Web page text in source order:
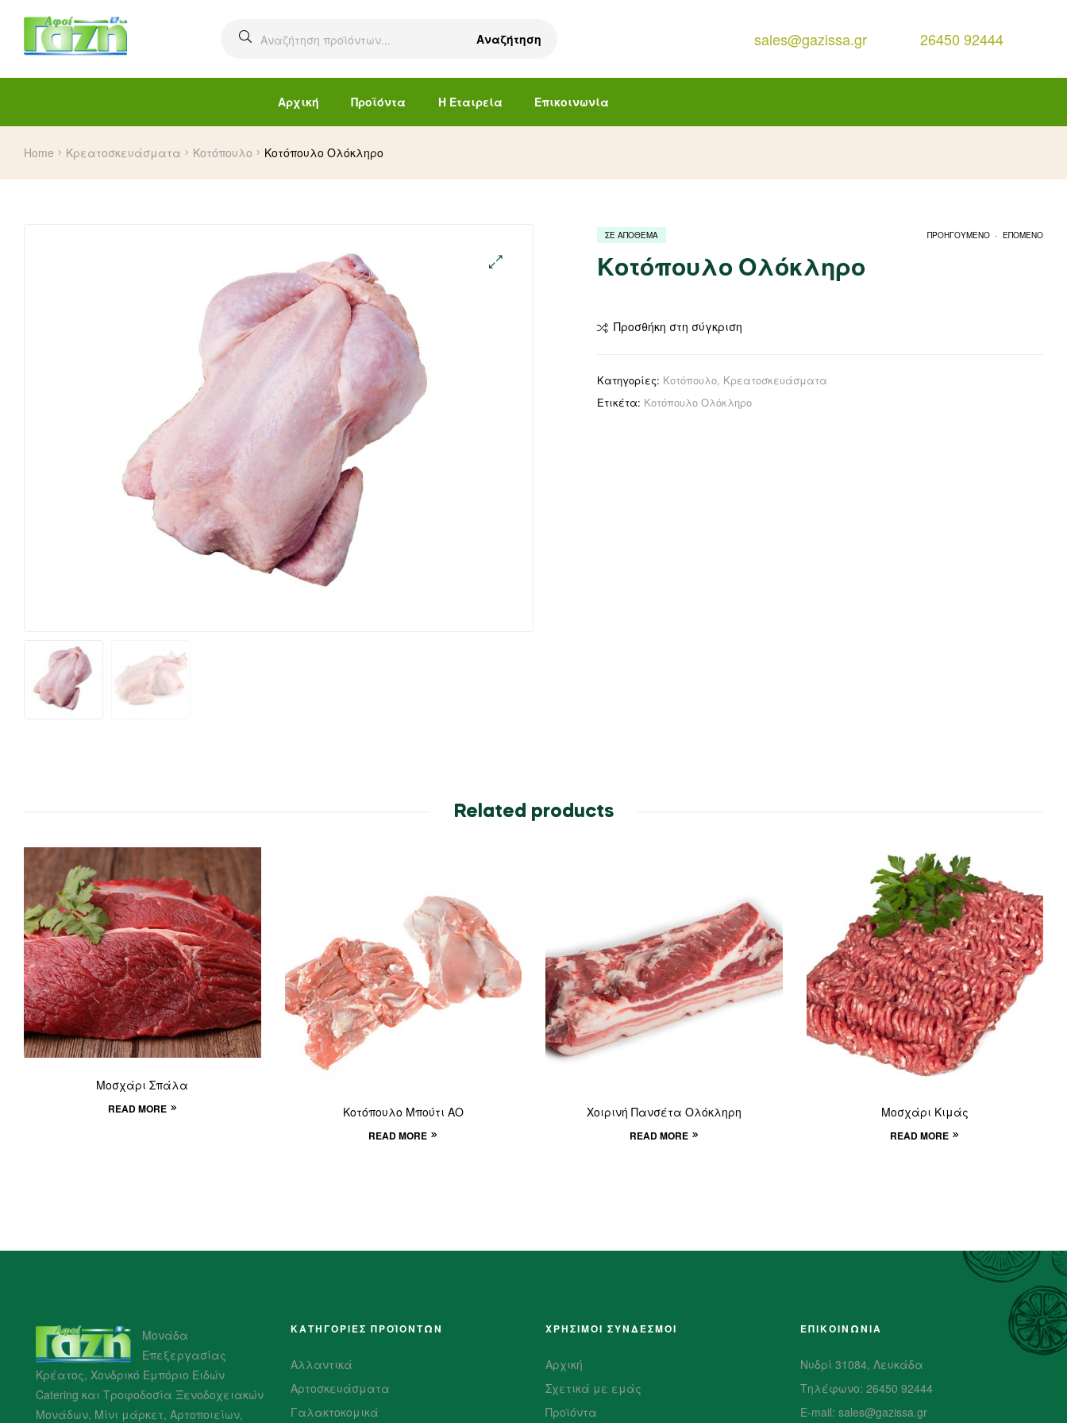
Αναζήτηση sales@gazissa.gr 26450 92444
Αρχική Προϊόντα Η Εταιρεία Επικοινωνία
Home Κρεατοσκευάσματα Κοτόπουλο Κοτόπουλο Ολόκληρο
ΠΡΟΗΓΟΥΜΕΝΟ . ΕΠΟΜΕΝΟ
ΣΕ ΑΠΟΘΕΜΑ
Κοτόπουλο Ολόκληρο
Προσθήκη στη σύγκριση
Κατηγορίες: Κοτόπουλο, Κρεατοσκευάσματα
Ετικέτα: Κοτόπουλο Ολόκληρο
Related products
Μοσχάρι Σπάλα
READ MORE Κοτόπουλο Μπούτι ΑΟ
READ MORE
Χοιρινή Πανσέτα Ολόκληρη
READ MORE
Μοσχάρι Κιμάς
READ MORE
Μονάδα
Επεξεργασίας
Κρέατος, Χονδρικό Εμπόριο Ειδών
Catering και Τροφοδοσία Ξενοδοχειακών
Μονάδων, Μίνι μάρκετ, Αρτοποιείων,
ΚΑΤΗΓΟΡΙΕΣ ΠΡΟΪΌΝΤΩΝ
Αλλαντικά
Αρτοσκευάσματα
Γαλακτοκομικά
ΧΡΗΣΙΜΟΙ ΣΥΝΔΕΣΜΟΙ
Αρχική
Σχετικά με εμάς
Προϊόντα
ΕΠΙΚΟΙΝΩΝΙΑ
Νυδρί 31084, Λευκάδα
Τηλέφωνο: 26450 92444
E-mail: sales@gazissa.gr